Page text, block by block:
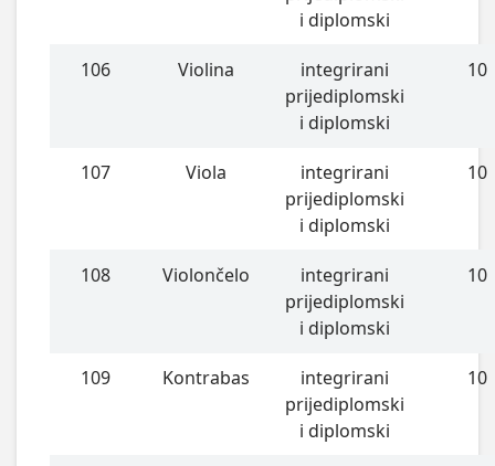
i diplomski
106 Violina
integrirani
prijediplomski
i diplomski
10
107 Viola
integrirani
prijediplomski
i diplomski
10
108 Violončelo
integrirani
prijediplomski
i diplomski
10
109 Kontrabas
integrirani
prijediplomski
i diplomski
10